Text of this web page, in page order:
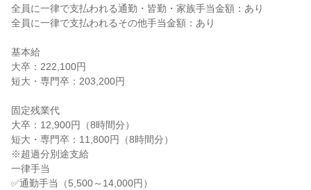
全員に一律で支払われる通勤・皆勤・家族手当金額：あり
全員に一律で支払われるその他手当金額：あり
基本給
大卒：222,100円
短大・専門卒：203,200円
固定残業代
大卒：12,900円（8時間分）
短大・専門卒：11,800円（8時間分）
※超過分別途支給
一律手当
✅通勤手当（5,500～14,000円）